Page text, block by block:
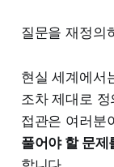
질문을 재정의
현실 세계에서
조차 제대로
접관은 여러분
풀어야 할 문제